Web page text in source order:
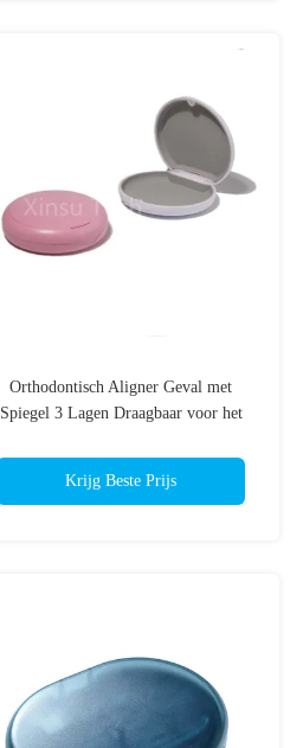
Orthodontisch Aligner Geval met
Spiegel 3 Lagen Draagbaar voor het
Krijg Beste Prijs